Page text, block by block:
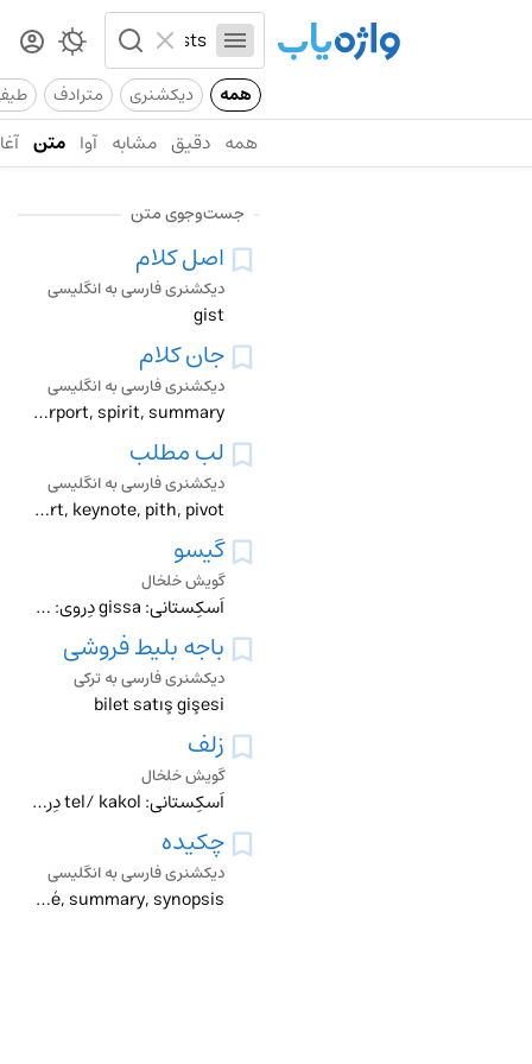
همه دیکشنری مترادف
همه دقیق مشابه آوا متن
جست‌وجوی متن
اصل کلام
دیکشنری فارسی به انگلیسی
gist
جان کلام
دیکشنری فارسی به انگلیسی
gist, heart, kernel, meat, pith, purport, spirit, summary
لب مطلب
دیکشنری فارسی به انگلیسی
gist, heart, keynote, pith, pivot
گیسو
گویش خلخال
اَسکِستانی: gissa دِروی: gissa شالی: gissa کَجَلی: gisa/ zelf کَرنَقی: mi کَرینی: gissa کُلوری: gissa گیلَوانی: gisa لِردی: gissa
باجه بلیط فروشی
دیکشنری فارسی به ترکی
bilet satış gişesi
زلف
گویش خلخال
اَسکِستانی: tel/ kakol دِروی: tel شالی: tal/ zəlf کَجَلی: tel/ zelf کَرنَقی: zəlf/ gissa کَرینی: tel کُلوری: tel گیلَوانی: tel لِردی: zəlf/ gissa
چکیده
دیکشنری فارسی به انگلیسی
abstract, capsule, conspectus, distillate, extract, gist, résumé, summary, synopsis